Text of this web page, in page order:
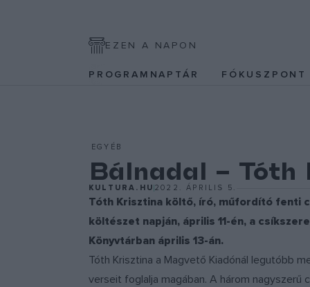
EZEN A NAPON
PROGRAMNAPTÁR FÓKUSZPONT
EGYÉB
Bálnadal – Tóth
KULTURA.HU 2022. ÁPRILIS 5.
Tóth Krisztina költő, író, műfordító fenti
költészet napján, április 11-én, a
Könyvtárban április 13-án.
Tóth Krisztina a Magvető Kiadónál legutóbb
verseit foglalja magában. A három nagyszerű